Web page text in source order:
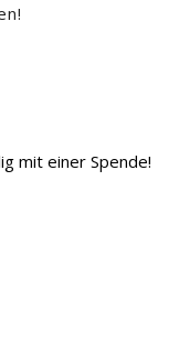
mit einer Spende!